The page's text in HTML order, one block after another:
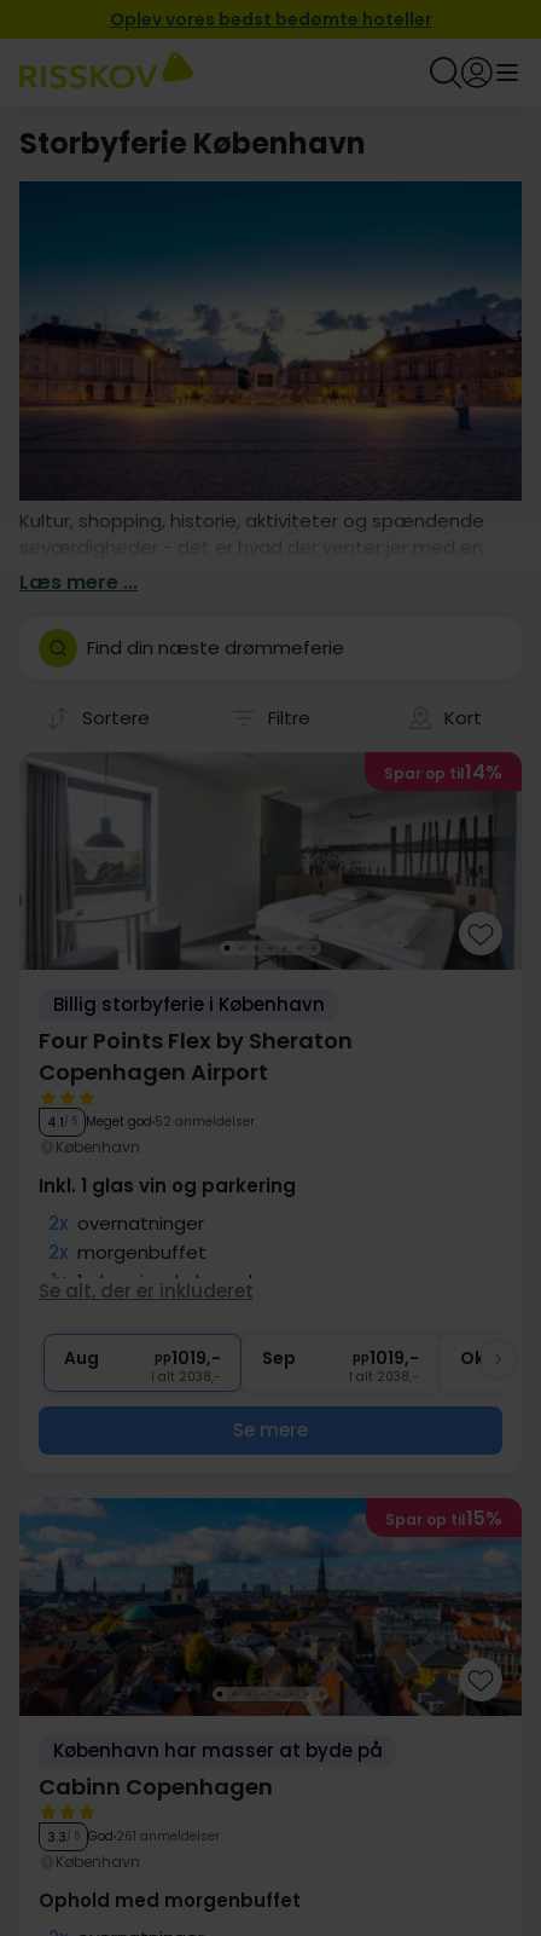
Oplev vores bedst bedømte hoteller
Storbyferie København
Kultur, shopping, historie, aktiviteter og spændende
seværdigheder - det er hvad der venter jer med en
herlig Storbyferie i København. Se vores udvalg af
roligt udenfor centrum. Book den perfekte base for
jeres Storbyferie i København lige her.
Læs mere ...
Find din næste drømmeferie
Sortere Filtre Kort
Spar op til14%
Billig storbyferie i København
Four Points Flex by Sheraton
Copenhagen Airport
4.1/ 5 Meget god 52 anmeldelser
København
Inkl. 1 glas vin og parkering
2x overnatninger
2x morgenbuffet
1x 1 glas vin, øl el. vand
∞ Gratis parkering og internet
Se alt, der er inkluderet
Aug pp1019,-
I alt 2038,-
Sep pp1019,-
I alt 2038,-
Okt
Se mere
Spar op til15%
København har masser at byde på
Cabinn Copenhagen
3.3/ 5 God 261 anmeldelser
København
Ophold med morgenbuffet